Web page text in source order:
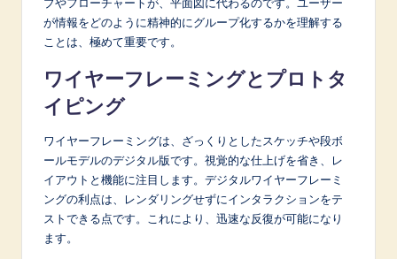
プやフローチャートが、平面図に代わるのです。ユーザー
が情報をどのように精神的にグループ化するかを理解する
ことは、極めて重要です。
ワイヤーフレーミングとプロトタ
イピング
ワイヤーフレーミングは、ざっくりとしたスケッチや段ボ
ールモデルのデジタル版です。視覚的な仕上げを省き、レ
イアウトと機能に注目します。デジタルワイヤーフレーミ
ングの利点は、レンダリングせずにインタラクションをテ
ストできる点です。これにより、迅速な反復が可能になり
ます。